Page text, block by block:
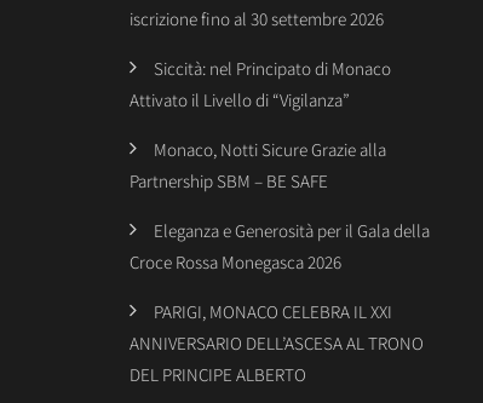
iscrizione fino al 30 settembre 2026
Siccità: nel Principato di Monaco
Attivato il Livello di “Vigilanza”
Monaco, Notti Sicure Grazie alla
Partnership SBM – BE SAFE
Eleganza e Generosità per il Gala della
Croce Rossa Monegasca 2026
PARIGI, MONACO CELEBRA IL XXI
ANNIVERSARIO DELL’ASCESA AL TRONO
DEL PRINCIPE ALBERTO